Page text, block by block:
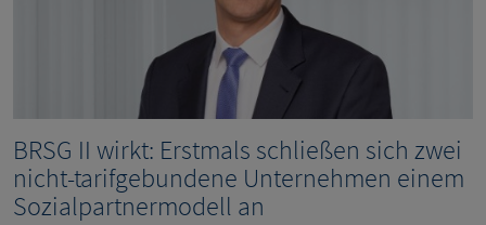
BRSG II wirkt: Erstmals schließen sich zwei
nicht-tarifgebundene Unternehmen einem
Sozialpartnermodell an